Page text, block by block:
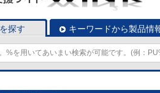
探す キーワードから製品情